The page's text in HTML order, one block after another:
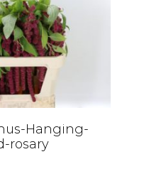
Hanging-
rosary